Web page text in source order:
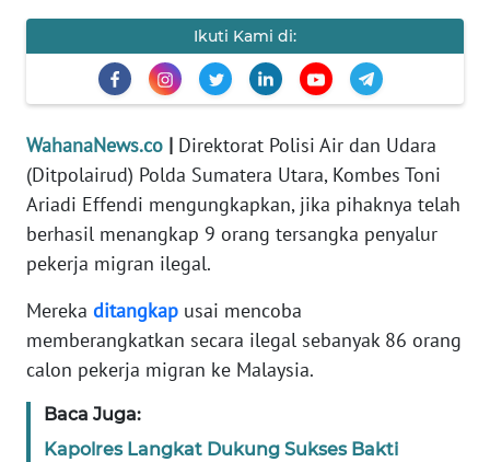
Ikuti Kami di:
WahanaNews.co | Direktorat Polisi Air dan Udara
(Ditpolairud) Polda Sumatera Utara, Kombes Toni
Ariadi Effendi mengungkapkan, jika pihaknya telah
berhasil menangkap 9 orang tersangka penyalur
pekerja migran ilegal.
Mereka ditangkap usai mencoba
memberangkatkan secara ilegal sebanyak 86 orang
calon pekerja migran ke Malaysia.
Baca Juga:
Kapolres Langkat Dukung Sukses Bakti
EDITORIAL
Informasi
INDEKS
KONTAK
KAMI
INFO
IKLAN